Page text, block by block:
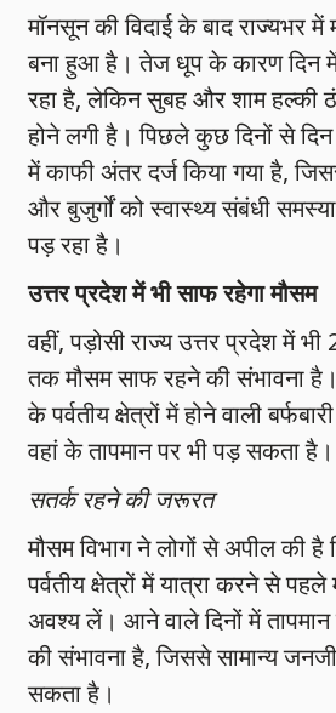
मॉनसून की विदाई के बाद राज्यभर
बना हुआ है। तेज धूप के कारण दिन में
रहा है, लेकिन सुबह और शाम हल्की
होने लगी है। पिछले कुछ दिनों से
में काफी अंतर दर्ज किया गया है,
और बुजुर्गों को स्वास्थ्य संबंधी
पड़ रहा है।
उत्तर प्रदेश में भी साफ रहेगा मौसम
वहीं, पड़ोसी राज्य उत्तर प्रदेश में
तक मौसम साफ रहने की संभावना
के पर्वतीय क्षेत्रों में होने वाली
वहां के तापमान पर भी पड़ सकता है।
सतर्क रहने की जरूरत
मौसम विभाग ने लोगों से अपील की
पर्वतीय क्षेत्रों में यात्रा करने से
अवश्य लें। आने वाले दिनों में
की संभावना है, जिससे सामान्य
सकता है।